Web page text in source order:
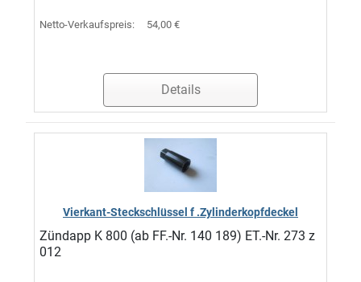
Netto-Verkaufspreis: 54,00 €
Details
Vierkant-Steckschlüssel f .Zylinderkopfdeckel
Zündapp K 800 (ab FF.-Nr. 140 189) ET.-Nr. 273 z
012